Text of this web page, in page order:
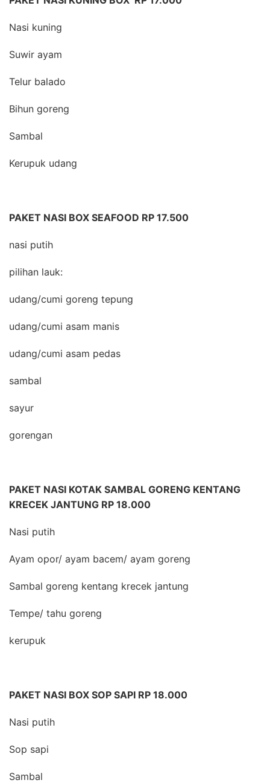
Nasi kuning
Suwir ayam
Telur balado
Bihun goreng
Sambal
Kerupuk udang
PAKET NASI BOX SEAFOOD RP 17.500
nasi putih
pilihan lauk:
udang/cumi goreng tepung
udang/cumi asam manis
udang/cumi asam pedas
sambal
sayur
gorengan
PAKET NASI KOTAK SAMBAL GORENG KENTANG
KRECEK JANTUNG RP 18.000
Nasi putih
Ayam opor/ ayam bacem/ ayam goreng
Sambal goreng kentang krecek jantung
Tempe/ tahu goreng
kerupuk
PAKET NASI BOX SOP SAPI RP 18.000
Nasi putih
Sop sapi
Sambal